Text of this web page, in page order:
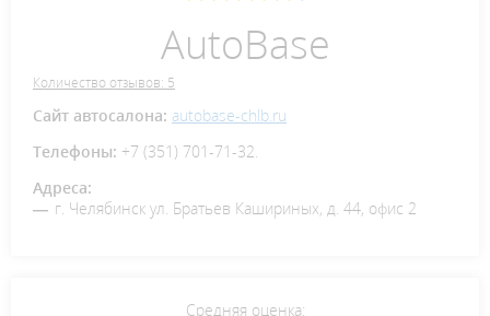
AutoBase
Количество отзывов: 5
Сайт автосалона: autobase-chlb.ru
Телефоны: +7 (351) 701-71-32.
Адреса:
г. Челябинск ул. Братьев Кашириных, д. 44, офис 2
Средняя оценка: